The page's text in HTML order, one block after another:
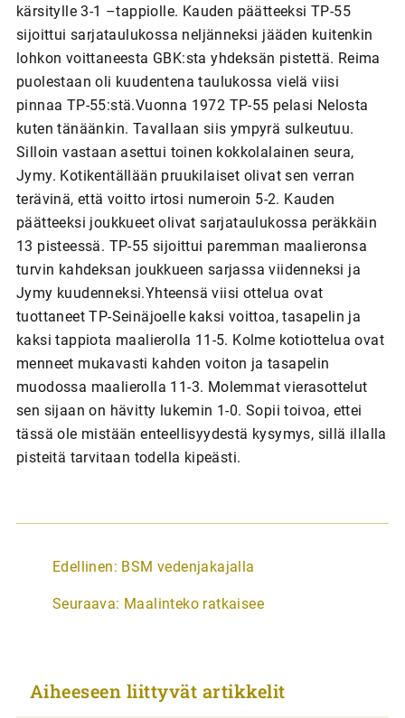
kärsitylle 3-1 –tappiolle. Kauden päätteeksi TP-55
sijoittui sarjataulukossa neljänneksi jääden kuitenkin
lohkon voittaneesta GBK:sta yhdeksän pistettä. Reima
puolestaan oli kuudentena taulukossa vielä viisi
pinnaa TP-55:stä.Vuonna 1972 TP-55 pelasi Nelosta
kuten tänäänkin. Tavallaan siis ympyrä sulkeutuu.
Silloin vastaan asettui toinen kokkolalainen seura,
Jymy. Kotikentällään pruukilaiset olivat sen verran
terävinä, että voitto irtosi numeroin 5-2. Kauden
päätteeksi joukkueet olivat sarjataulukossa peräkkäin
13 pisteessä. TP-55 sijoittui paremman maalieronsa
turvin kahdeksan joukkueen sarjassa viidenneksi ja
Jymy kuudenneksi.Yhteensä viisi ottelua ovat
tuottaneet TP-Seinäjoelle kaksi voittoa, tasapelin ja
kaksi tappiota maalierolla 11-5. Kolme kotiottelua ovat
menneet mukavasti kahden voiton ja tasapelin
muodossa maalierolla 11-3. Molemmat vierasottelut
sen sijaan on hävitty lukemin 1-0. Sopii toivoa, ettei
tässä ole mistään enteellisyydestä kysymys, sillä illalla
pisteitä tarvitaan todella kipeästi.
A
t
k
Edellinen: BSM vedenjakajalla
Seuraava: Maalinteko ratkaisee
Aiheeseen liittyvät artikkelit